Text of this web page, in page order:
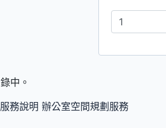
中。
務說明 辦公室空間規劃服務